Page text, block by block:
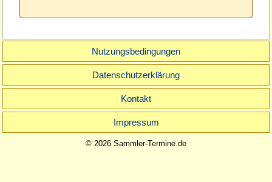
Nutzungsbedingungen
Datenschutzerklärung
Kontakt
Impressum
© 2026 Sammler-Termine.de